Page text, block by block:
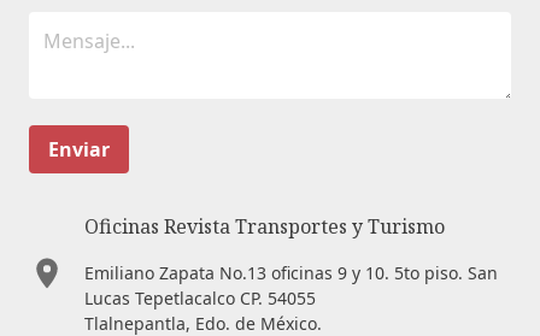
Enviar
Oficinas Revista Transportes y Turismo
Emiliano Zapata No.13 oficinas 9 y 10. 5to piso. San
Lucas Tepetlacalco CP. 54055
Tlalnepantla, Edo. de México.